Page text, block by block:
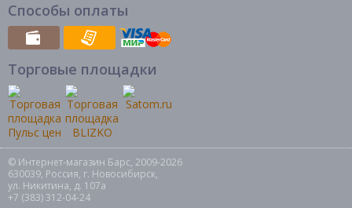
Способы оплаты
Торговые площадки
© Интернет-магазин Барс, 2009-2026
630039, Россия, г. Новосибирск,
ул. Никитина, д. 107а
+7 (383) 312-04-24